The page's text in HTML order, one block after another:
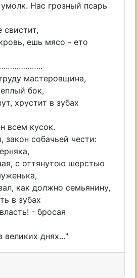
Нас грозный псарь
ешь мясо - ето
мастеровщина,
бок,
хрустит в зубах
всем кусок.
закон собачьей чести:
с оттянутою шерстью
как должно семьянину,
в зубах
- бросая
великих днях…"